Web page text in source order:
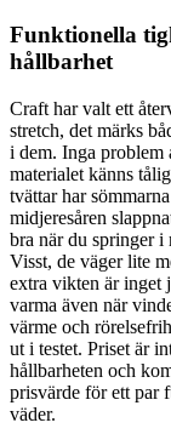
Funktionella
hållbarhet
Craft har valt ett
stretch, det märks
i dem. Inga problem
materialet känns
tvättar har
midjeresåren
bra när du springer i
Visst, de väger lite
extra vikten är inget
varma även när
värme och
ut i testet. Priset är
hållbarheten och
prisvärde för ett par
väder.